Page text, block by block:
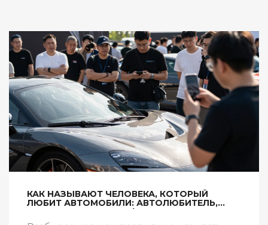
КАК НАЗЫВАЮТ ЧЕЛОВЕКА, КОТОРЫЙ
ЛЮБИТ АВТОМОБИЛИ: АВТОЛЮБИТЕЛЬ,
АВТОВЛАДЕЛЕЦ ИЛИ ФАНАТ?